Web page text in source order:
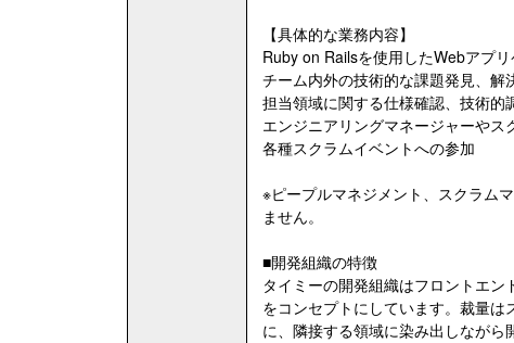
【具体的な業務内容】
Ruby on Railsを使用したWebアプ
チーム内外の技術的な課題発見、解
担当領域に関する仕様確認、技術的
エンジニアリングマネージャーや
各種スクラムイベントへの参加
※ピープルマネジメント、スクラム
ません。
■開発組織の特徴
タイミーの開発組織はフロントエ
をコンセプトにしています。裁量
に、隣接する領域に染み出しなが